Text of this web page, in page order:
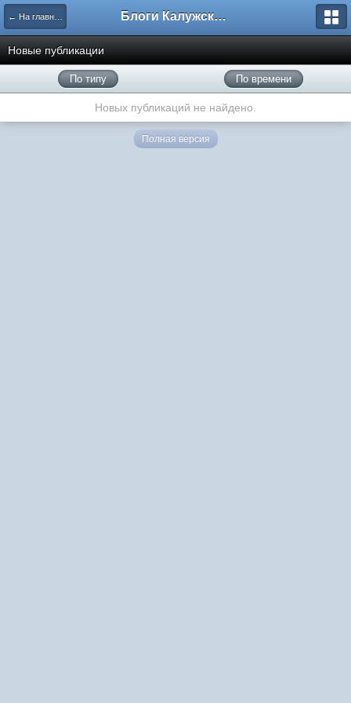
← На главную Блоги Калужского перекрестка
Новые публикации
По типу По времени
Новых публикаций не найдено.
Полная версия